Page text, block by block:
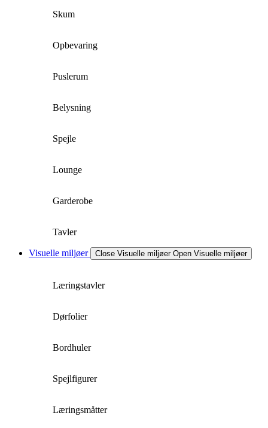
Skum
Opbevaring
Puslerum
Belysning
Spejle
Lounge
Garderobe
Tavler
Visuelle miljøer Close Visuelle miljøer Open Visuelle miljøer
Læringstavler
Dørfolier
Bordhuler
Spejlfigurer
Læringsmåtter